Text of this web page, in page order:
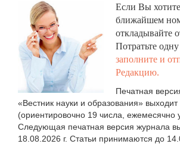
Если Вы хотите
ближайшем
откладывайте
Потратьте
заполните и
Редакцию.
Печатная
«Вестник науки и образования»
(ориентировочно 19 числа, ежемесячно
Следующая печатная версия журнала
18.08.2026 г. Статьи принимаются до